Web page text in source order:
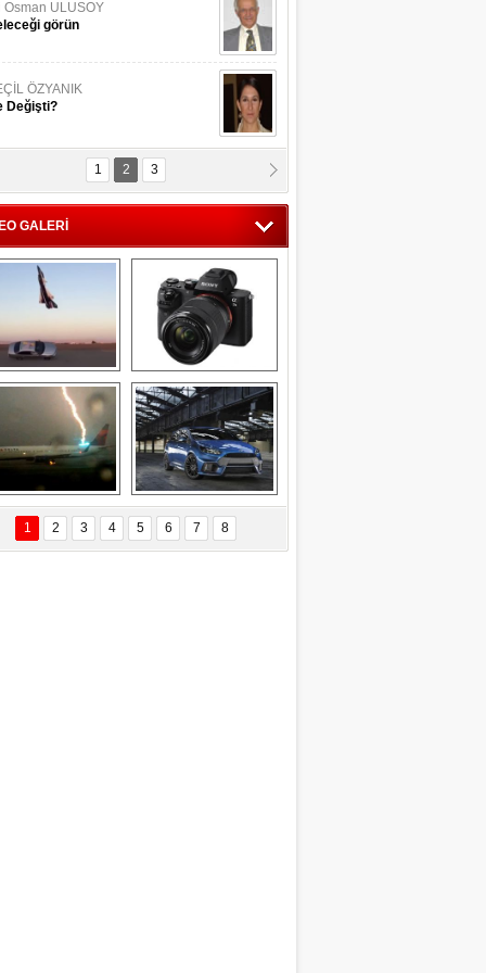
Osman ULUSOY
görün
ÖZYANIK
Değişti?
KÖYATASI
Vatan !
1 2 3
GALERİ
Savaş uçağı
pilotundan
muhteşem gösteri
Sony Alpha 7R II ön
inceleme
Delta uçağına
yıldırım çarptı
Ford Focus RS
(2015)
1 2 3 4 5 6 7 8